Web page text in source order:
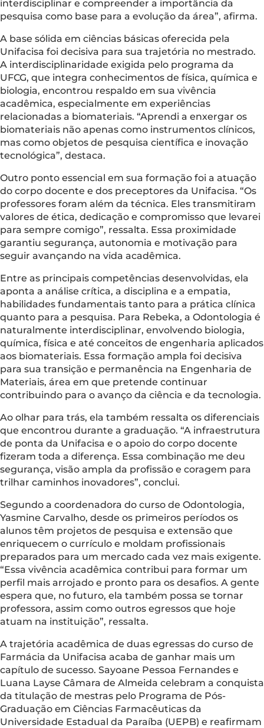
interdisciplinar e compreender a importância da
pesquisa como base para a evolução da área”, afirma.
A base sólida em ciências básicas oferecida pela
Unifacisa foi decisiva para sua trajetória no mestrado.
A interdisciplinaridade exigida pelo programa da
UFCG, que integra conhecimentos de física, química e
biologia, encontrou respaldo em sua vivência
acadêmica, especialmente em experiências
relacionadas a biomateriais. “Aprendi a enxergar os
biomateriais não apenas como instrumentos clínicos,
mas como objetos de pesquisa científica e inovação
tecnológica”, destaca.
Outro ponto essencial em sua formação foi a atuação
do corpo docente e dos preceptores da Unifacisa. “Os
professores foram além da técnica. Eles transmitiram
valores de ética, dedicação e compromisso que levarei
para sempre comigo”, ressalta. Essa proximidade
garantiu segurança, autonomia e motivação para
seguir avançando na vida acadêmica.
Entre as principais competências desenvolvidas, ela
aponta a análise crítica, a disciplina e a empatia,
habilidades fundamentais tanto para a prática clínica
quanto para a pesquisa. Para Rebeka, a Odontologia é
naturalmente interdisciplinar, envolvendo biologia,
química, física e até conceitos de engenharia aplicados
aos biomateriais. Essa formação ampla foi decisiva
para sua transição e permanência na Engenharia de
Materiais, área em que pretende continuar
contribuindo para o avanço da ciência e da tecnologia.
Ao olhar para trás, ela também ressalta os diferenciais
que encontrou durante a graduação. “A infraestrutura
de ponta da Unifacisa e o apoio do corpo docente
fizeram toda a diferença. Essa combinação me deu
segurança, visão ampla da profissão e coragem para
trilhar caminhos inovadores”, conclui.
Segundo a coordenadora do curso de Odontologia,
Yasmine Carvalho, desde os primeiros períodos os
alunos têm projetos de pesquisa e extensão que
enriquecem o currículo e moldam profissionais
preparados para um mercado cada vez mais exigente.
“Essa vivência acadêmica contribui para formar um
perfil mais arrojado e pronto para os desafios. A gente
espera que, no futuro, ela também possa se tornar
professora, assim como outros egressos que hoje
atuam na instituição”, ressalta.
A trajetória acadêmica de duas egressas do curso de
Farmácia da Unifacisa acaba de ganhar mais um
capítulo de sucesso. Sayoane Pessoa Fernandes e
Luana Layse Câmara de Almeida celebram a conquista
da titulação de mestras pelo Programa de Pós-
Graduação em Ciências Farmacêuticas da
Universidade Estadual da Paraíba (UEPB) e reafirmam